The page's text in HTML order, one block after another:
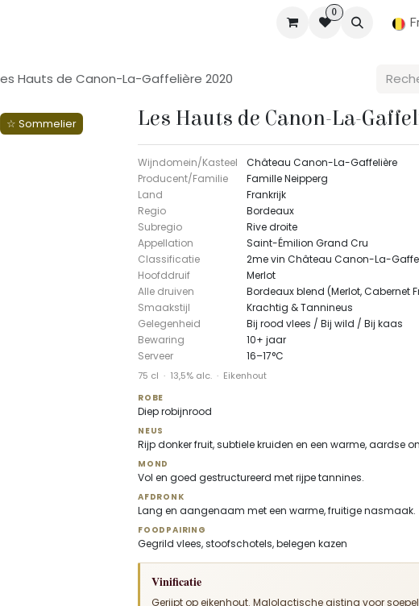
Emplois À propos
0
Hauts de Canon-La-Gaffelière 2020
☆ Sommelier Les Hauts de Canon-La-
Wijndomein/Kasteel
Château Canon-La-Gaffelière
Producent/Familie
Famille Neipperg
Land
Frankrijk
Regio
Bordeaux
Subregio
Rive droite
Appellation
Saint-Émilion Grand Cru
Classificatie
2me vin Château Canon-La-
Hoofddruif
Merlot
Alle druiven
Bordeaux blend (Merlot, Cabernet
Smaakstijl
Krachtig & Tannineus
Gelegenheid
Bij rood vlees / Bij wild / Bij kaas
Bewaring
10+ jaar
Serveer
16–17°C
75 cl · 13,5% alc. · Eikenhout
ROBE
Diep robijnrood
NEUS
Rijp donker fruit, subtiele kruiden en een warme, aardse
MOND
Vol en goed gestructureerd met rijpe tannines.
AFDRONK
Lang en aangenaam met een warme, fruitige nasmaak.
FOODPAIRING
Gegrild vlees, stoofschotels, belegen kazen
Vinificatie
Gerijpt op eikenhout. Malolactische gisting voor